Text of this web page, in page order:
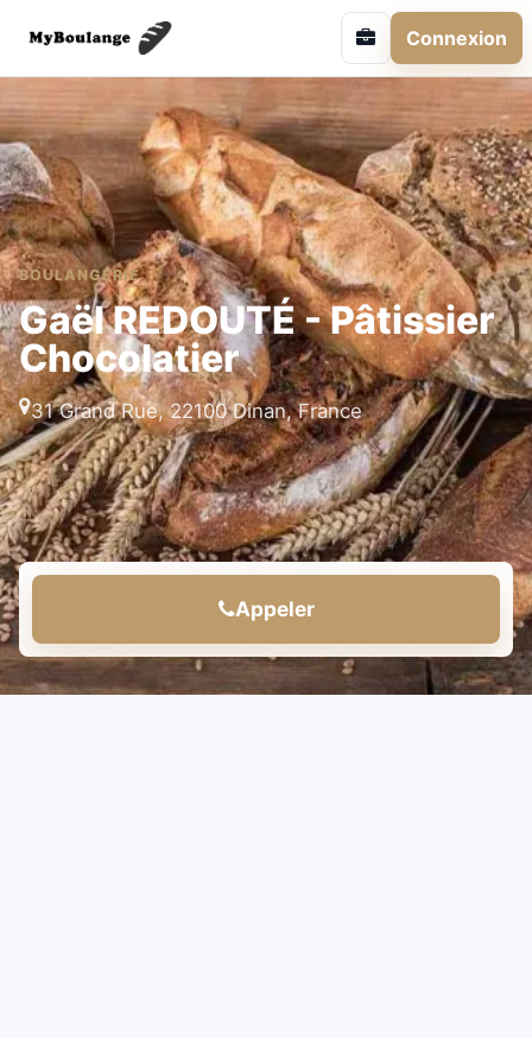
Connexion
BOULANGERIE
Gaël REDOUTÉ - Pâtissier
Chocolatier
31 Grand Rue, 22100 Dinan, France
Appeler